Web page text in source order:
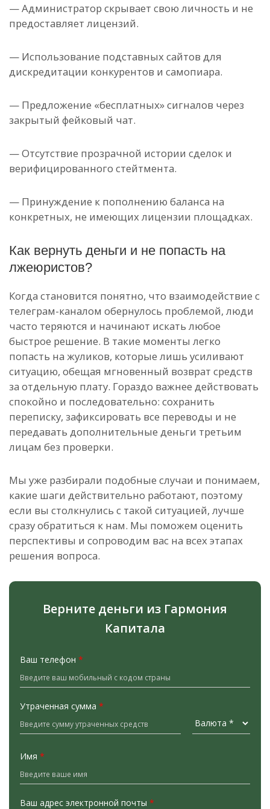
— Администратор скрывает свою личность и не
предоставляет лицензий.
— Использование подставных сайтов для
дискредитации конкурентов и самопиара.
— Предложение «бесплатных» сигналов через
закрытый фейковый чат.
— Отсутствие прозрачной истории сделок и
верифицированного стейтмента.
— Принуждение к пополнению баланса на
конкретных, не имеющих лицензии площадках.
Как вернуть деньги и не попасть на
лжеюристов?
Когда становится понятно, что взаимодействие с
телеграм-каналом обернулось проблемой, люди
часто теряются и начинают искать любое
быстрое решение. В такие моменты легко
попасть на жуликов, которые лишь усиливают
ситуацию, обещая мгновенный возврат средств
за отдельную плату. Гораздо важнее действовать
спокойно и последовательно: сохранить
переписку, зафиксировать все переводы и не
передавать дополнительные деньги третьим
лицам без проверки.
Мы уже разбирали подобные случаи и понимаем,
какие шаги действительно работают, поэтому
если вы столкнулись с такой ситуацией, лучше
сразу обратиться к нам. Мы поможем оценить
перспективы и сопроводим вас на всех этапах
решения вопроса.
Верните деньги из Гармония
Капитала
Ваш телефон *
Утраченная сумма *
Имя *
Ваш адрес электронной почты *